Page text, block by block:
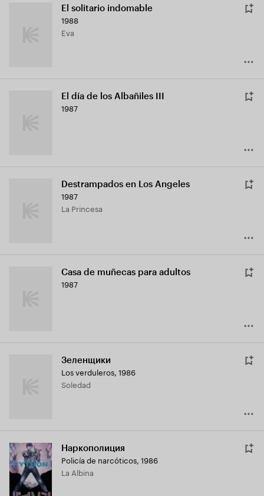
El solitario indomable
1988
Eva
El día de los Albañiles III
1987
Destrampados en Los Angeles
1987
La Princesa
Casa de muñecas para adultos
1987
Зеленщики
Los verduleros, 1986
Soledad
Наркополиция
Policía de narcóticos, 1986
La Albina